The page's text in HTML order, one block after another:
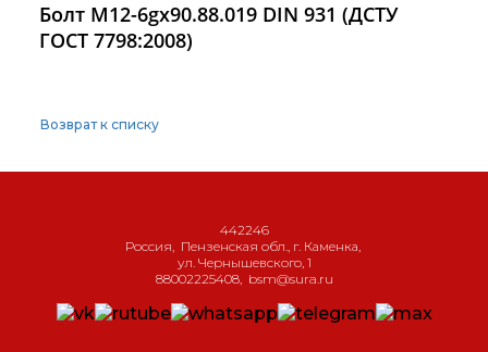
Болт М12-6gх90.88.019 DIN 931 (ДСТУ
ГОСТ 7798:2008)
Возврат к списку
442246
Россия, Пензенская обл., г. Каменка,
ул. Чернышевского, 1
88002225408, bsm@sura.ru